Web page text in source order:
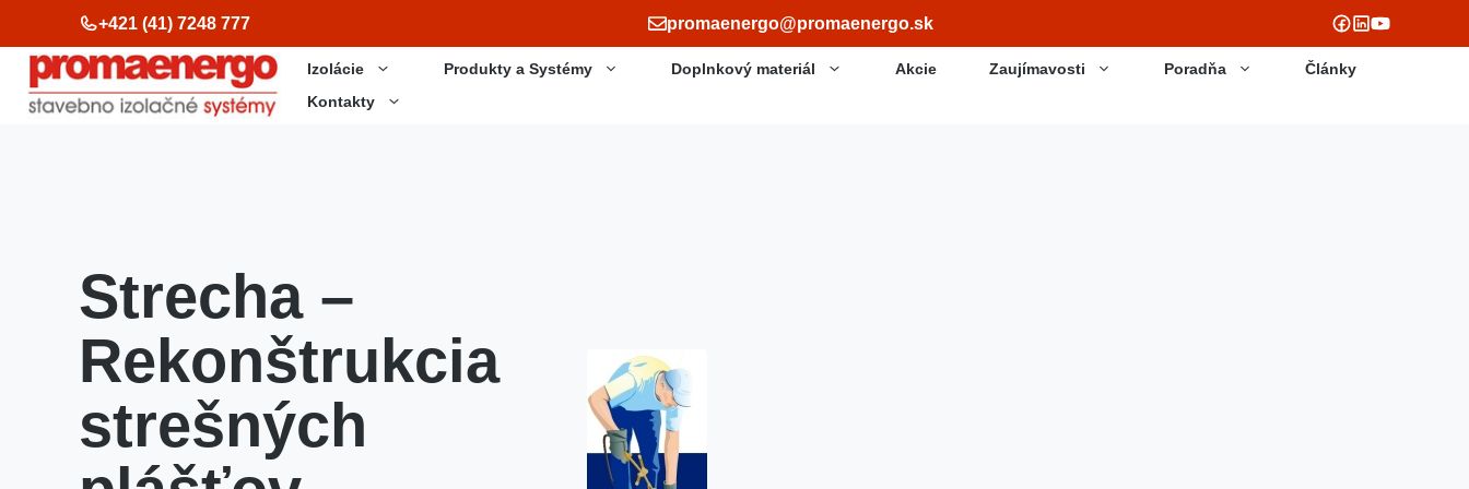
Preskočiť
na
obsah
+421 (41) 7248 777 promaenergo@promaenergo.sk
Izolácie Produkty a Systémy Doplnkový materiál Akcie Zaujímavosti Poradňa
Články
Kontakty
Strecha –
Rekonštrukcia
strešných